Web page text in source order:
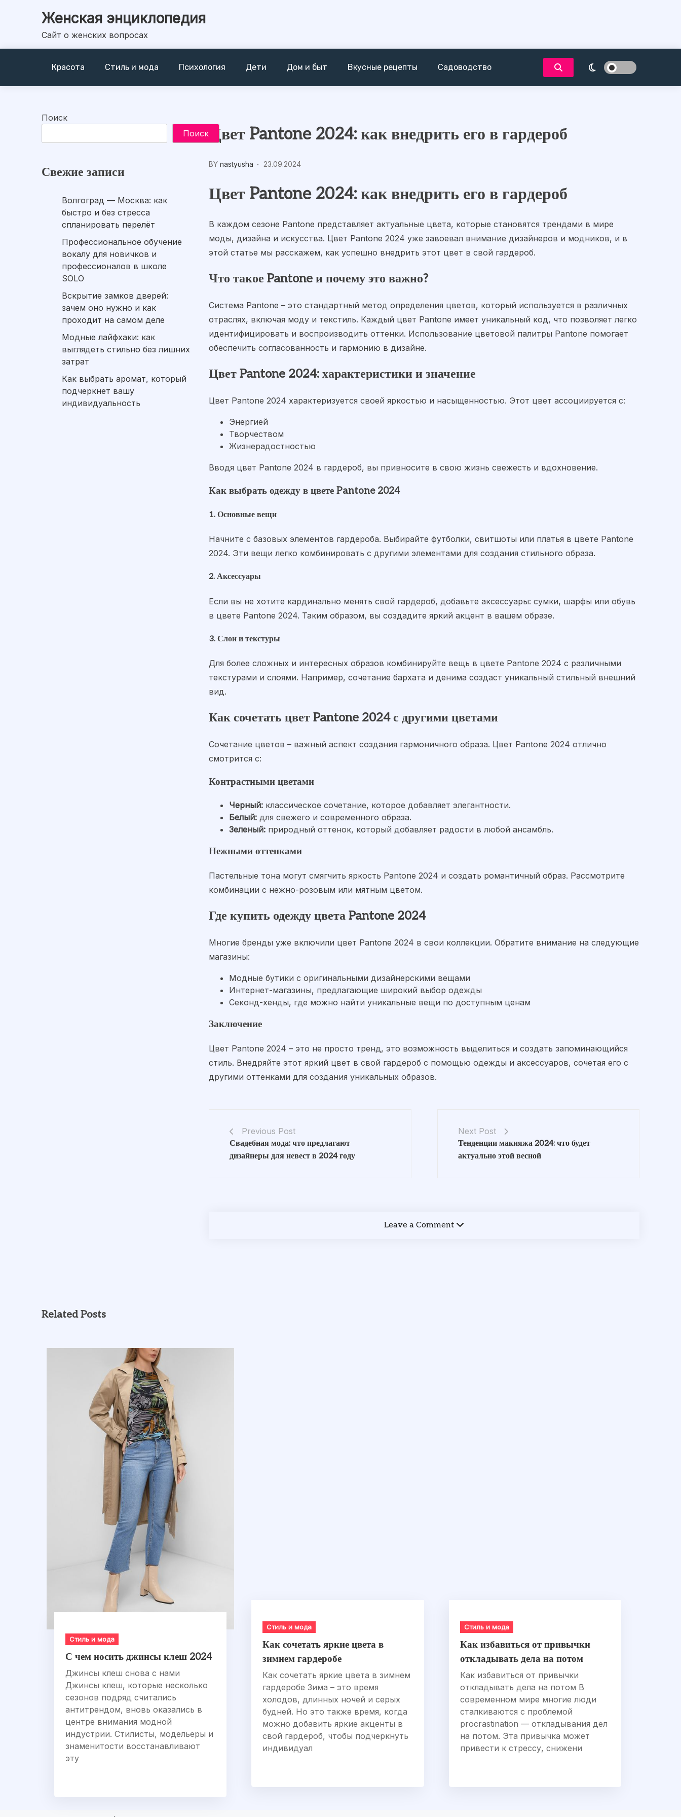
Женская энциклопедия
Сайт о женских вопросах
Красота Стиль и мода Психология Дети Дом и быт Вкусные рецепты Садоводство
Цвет Pantone 2024: как внедрить его в гардероб
BY nastyusha 23.09.2024
Цвет Pantone 2024: как внедрить его в гардероб
В каждом сезоне Pantone представляет актуальные цвета, которые становятся трендами в мире
моды, дизайна и искусства. Цвет Pantone 2024 уже завоевал внимание дизайнеров и модников, и в
этой статье мы расскажем, как успешно внедрить этот цвет в свой гардероб.
Что такое Pantone и почему это важно?
Система Pantone – это стандартный метод определения цветов, который используется в различных
отраслях, включая моду и текстиль. Каждый цвет Pantone имеет уникальный код, что позволяет легко
идентифицировать и воспроизводить оттенки. Использование цветовой палитры Pantone помогает
обеспечить согласованность и гармонию в дизайне.
Цвет Pantone 2024: характеристики и значение
Цвет Pantone 2024 характеризуется своей яркостью и насыщенностью. Этот цвет ассоциируется с:
Энергией
Творчеством
Жизнерадостностью
Вводя цвет Pantone 2024 в гардероб, вы привносите в свою жизнь свежесть и вдохновение.
Как выбрать одежду в цвете Pantone 2024
1. Основные вещи
Начните с базовых элементов гардероба. Выбирайте футболки, свитшоты или платья в цвете Pantone
2024. Эти вещи легко комбинировать с другими элементами для создания стильного образа.
2. Аксессуары
Если вы не хотите кардинально менять свой гардероб, добавьте аксессуары: сумки, шарфы или обувь
в цвете Pantone 2024. Таким образом, вы создадите яркий акцент в вашем образе.
3. Слои и текстуры
Для более сложных и интересных образов комбинируйте вещь в цвете Pantone 2024 с различными
текстурами и слоями. Например, сочетание бархата и денима создаст уникальный стильный внешний
вид.
Как сочетать цвет Pantone 2024 с другими цветами
Сочетание цветов – важный аспект создания гармоничного образа. Цвет Pantone 2024 отлично
смотрится с:
Контрастными цветами
Черный: классическое сочетание, которое добавляет элегантности.
Белый: для свежего и современного образа.
Зеленый: природный оттенок, который добавляет радости в любой ансамбль.
Нежными оттенками
Пастельные тона могут смягчить яркость Pantone 2024 и создать романтичный образ. Рассмотрите
комбинации с нежно-розовым или мятным цветом.
Где купить одежду цвета Pantone 2024
Многие бренды уже включили цвет Pantone 2024 в свои коллекции. Обратите внимание на следующие
магазины:
Модные бутики с оригинальными дизайнерскими вещами
Интернет-магазины, предлагающие широкий выбор одежды
Секонд-хенды, где можно найти уникальные вещи по доступным ценам
Заключение
Цвет Pantone 2024 – это не просто тренд, это возможность выделиться и создать запоминающийся
стиль. Внедряйте этот яркий цвет в свой гардероб с помощью одежды и аксессуаров, сочетая его с
другими оттенками для создания уникальных образов.
Previous Post
Свадебная мода: что предлагают
дизайнеры для невест в 2024 году
Next Post
Тенденции макияжа 2024: что будет
актуально этой весной
Leave a Comment
Поиск
Поиск
Свежие записи
Волгоград — Москва: как
быстро и без стресса
спланировать перелёт
Профессиональное обучение
вокалу для новичков и
профессионалов в школе
SOLO
Вскрытие замков дверей:
зачем оно нужно и как
проходит на самом деле
Модные лайфхаки: как
выглядеть стильно без лишних
затрат
Как выбрать аромат, который
подчеркнет вашу
индивидуальность
Related Posts
Стиль и мода
С чем носить джинсы клеш 2024
Джинсы клеш снова с нами
Джинсы клеш, которые несколько
сезонов подряд считались
антитрендом, вновь оказались в
центре внимания модной
индустрии. Стилисты, модельеры и
знаменитости восстанавливают
эту
Стиль и мода
Как сочетать яркие цвета в
зимнем гардеробе
Как сочетать яркие цвета в зимнем
гардеробе Зима – это время
холодов, длинных ночей и серых
будней. Но это также время, когда
можно добавить яркие акценты в
свой гардероб, чтобы подчеркнуть
индивидуал
Стиль и мода
Как избавиться от привычки
откладывать дела на потом
Как избавиться от привычки
откладывать дела на потом В
современном мире многие люди
сталкиваются с проблемой
procrastination — откладывания дел
на потом. Эта привычка может
привести к стрессу, снижени